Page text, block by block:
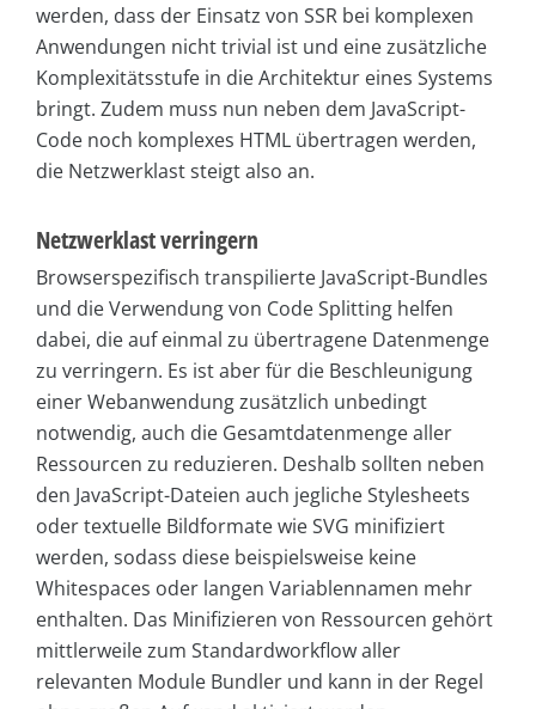
werden, dass der Einsatz von SSR bei komplexen
Anwendungen nicht trivial ist und eine zusätzliche
Komplexitätsstufe in die Architektur eines Systems
bringt. Zudem muss nun neben dem JavaScript-
Code noch komplexes HTML übertragen werden,
die Netzwerklast steigt also an.
Netzwerklast verringern
Browserspezifisch transpilierte JavaScript-Bundles
und die Verwendung von Code Splitting helfen
dabei, die auf einmal zu übertragene Datenmenge
zu verringern. Es ist aber für die Beschleunigung
einer Webanwendung zusätzlich unbedingt
notwendig, auch die Gesamtdatenmenge aller
Ressourcen zu reduzieren. Deshalb sollten neben
den JavaScript-Dateien auch jegliche Stylesheets
oder textuelle Bildformate wie SVG minifiziert
werden, sodass diese beispielsweise keine
Whitespaces oder langen Variablennamen mehr
enthalten. Das Minifizieren von Ressourcen gehört
mittlerweile zum Standardworkflow aller
relevanten Module Bundler und kann in der Regel